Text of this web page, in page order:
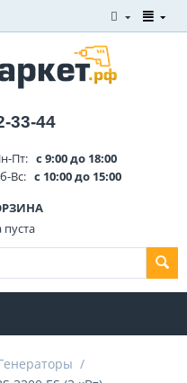
33-44
Пт: с 9:00 до 18:00
Вс: с 10:00 до 15:00
/